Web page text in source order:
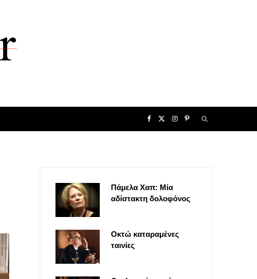
F
e
o
w
I
g
P
Πάμελα Χαπ: Μία
αδίστακτη δολοφόνος
Οκτώ καταραμένες
ταινίες